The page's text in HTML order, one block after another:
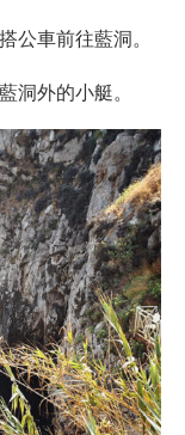
公車前往藍洞。
洞外的小艇。